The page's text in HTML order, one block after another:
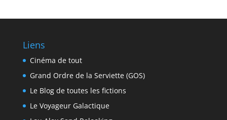
Liens
Cinéma de tout
Grand Ordre de la Serviette (GOS)
Le Blog de toutes les fictions
Le Voyageur Galactique